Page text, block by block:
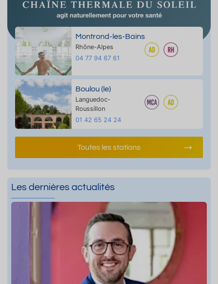
Montrond-les-Bains
Rhône-Alpes
04 77 94 67 61
Boulou (le)
Languedoc-
Roussillon
01 42 65 24 24
Toutes les stations
Les dernières actualités